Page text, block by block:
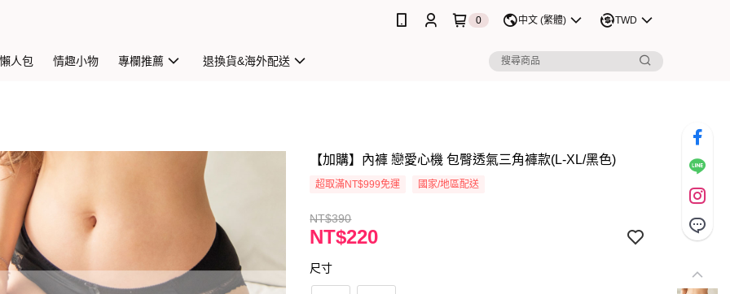
0 中文 (繁體) TWD
人包 情趣小物 專欄推薦 退換貨&海外配送
【加購】內褲 戀愛心機 包臀透氣三角褲款(L-XL/黑色)
超取滿NT$999免運 國家/地區配送
NT$390
NT$220
尺寸